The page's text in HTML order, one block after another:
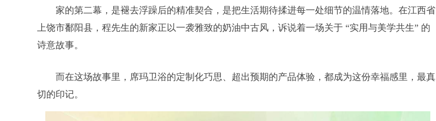
家的第二幕，是褪去浮躁后的精准契合，是把生活期待揉进每一处细节的温情落地。在江西省
上饶市鄱阳县，程先生的新家正以一袭雅致的奶油中古风，诉说着一场关于 “实用与美学共生” 的
诗意故事。
而在这场故事里，席玛卫浴的定制化巧思、超出预期的产品体验，都成为这份幸福感里，最真
切的印记。